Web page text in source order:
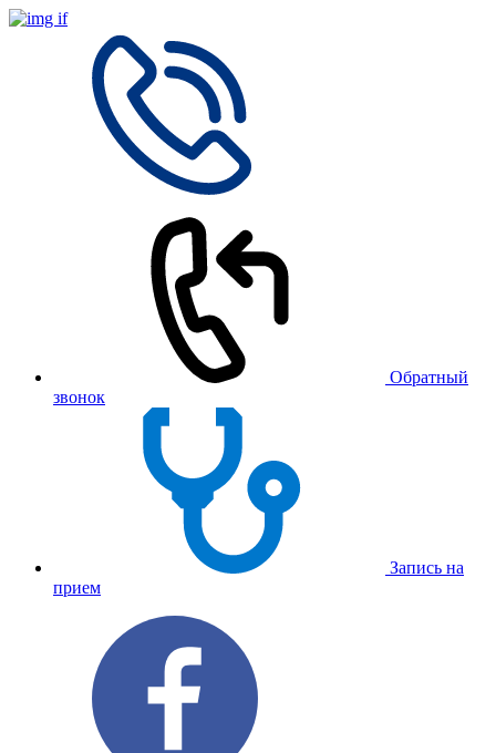
Обратный
звонок
Запись на
прием